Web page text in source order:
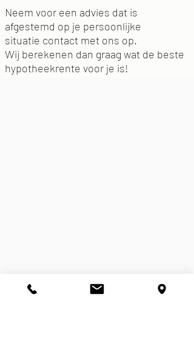
Neem voor een advies dat is
afgestemd op je persoonlijke
situatie contact met ons op.
Wij berekenen dan graag wat de beste
hypotheekrente voor je is!